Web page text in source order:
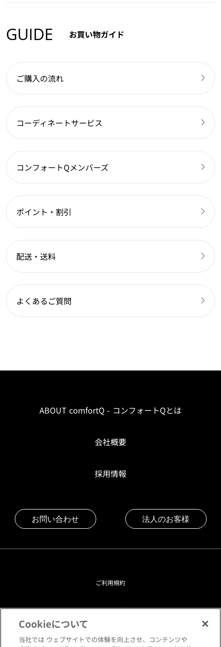
GUIDE お買い物ガイド
ご購入の流れ
コーディネートサービス
コンフォートQメンバーズ
ポイント・割引
配送・送料
よくあるご質問
ABOUT comfortQ - コンフォートQとは
会社概要
採用情報
お問い合わせ 法人のお客様
ご利用規約
プライバシーポリシー
クッキーポリシー
Cookieについて
当社では ウェブサイトでの体験を向上させ、コンテンツや